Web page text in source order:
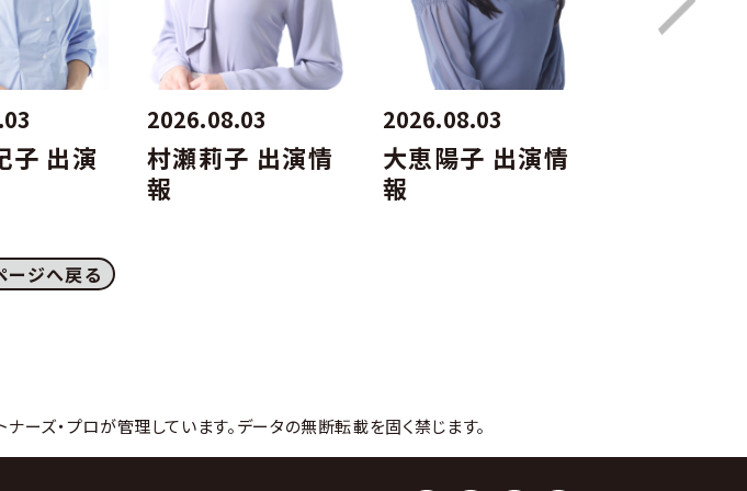
子 出演
2026.08.03
村瀬莉子 出演情
報
2026.08.03
大恵陽子 出演情
報
ージへ戻る
ーズ・プロが管理しています。データの無断転載を固く禁じます。